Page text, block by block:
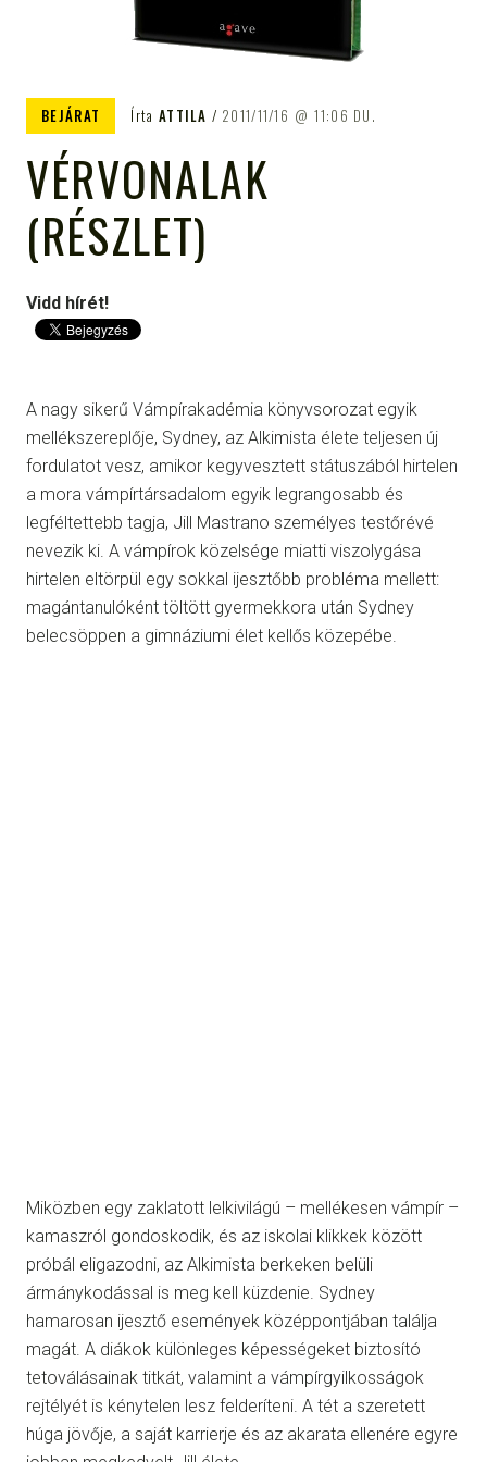
BEJÁRAT Írta ATTILA 2011/11/16 11:06 DU.
VÉRVONALAK
(RÉSZLET)
Vidd hírét!
A nagy sikerű Vámpírakadémia könyvsorozat egyik
mellékszereplője, Sydney, az Alkimista élete teljesen új
fordulatot vesz, amikor kegyvesztett státuszából hirtelen
a mora vámpírtársadalom egyik legrangosabb és
legféltettebb tagja, Jill Mastrano személyes testőrévé
nevezik ki. A vámpírok közelsége miatti viszolygása
hirtelen eltörpül egy sokkal ijesztőbb probléma mellett:
magántanulóként töltött gyermekkora után Sydney
belecsöppen a gimnáziumi élet kellős közepébe.
Miközben egy zaklatott lelkivilágú – mellékesen vámpír –
kamaszról gondoskodik, és az iskolai klikkek között
próbál eligazodni, az Alkimista berkeken belüli
ármánykodással is meg kell küzdenie. Sydney
hamarosan ijesztő események középpontjában találja
magát. A diákok különleges képességeket biztosító
tetoválásainak titkát, valamint a vámpírgyilkosságok
rejtélyét is kénytelen lesz felderíteni. A tét a szeretett
húga jövője, a saját karrierje és az akarata ellenére egyre